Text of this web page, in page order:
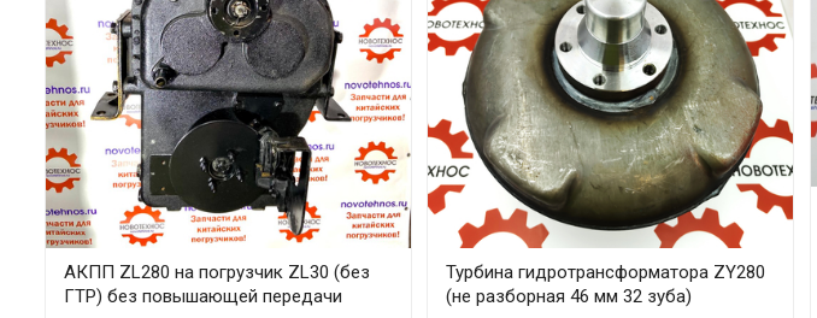
АКПП ZL280 на погрузчик ZL30 (без
ГТР) без повышающей передачи
Турбина гидротрансформатора ZY280
(не разборная 46 мм 32 зуба)